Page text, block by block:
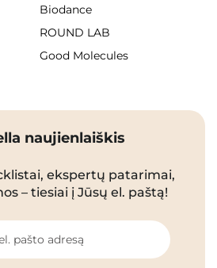
Biodance
ROUND LAB
Good Molecules
naujienlaiškis
ekspertų patarimai,
– tiesiai į Jūsų el. paštą!
pašto adresą